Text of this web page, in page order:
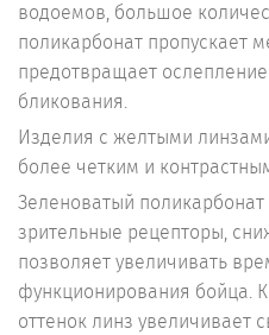
водоемов, большое
поликарбонат пропускает
предотвращает
бликования.
Изделия с желтыми
более четким и
Зеленоватый
зрительные рецепторы,
позволяет увеличивать
функционирования бойца.
оттенок линз увеличивает